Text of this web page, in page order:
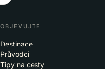
OBJEVUJTE
Destinace
Průvodci
Tipy na cesty